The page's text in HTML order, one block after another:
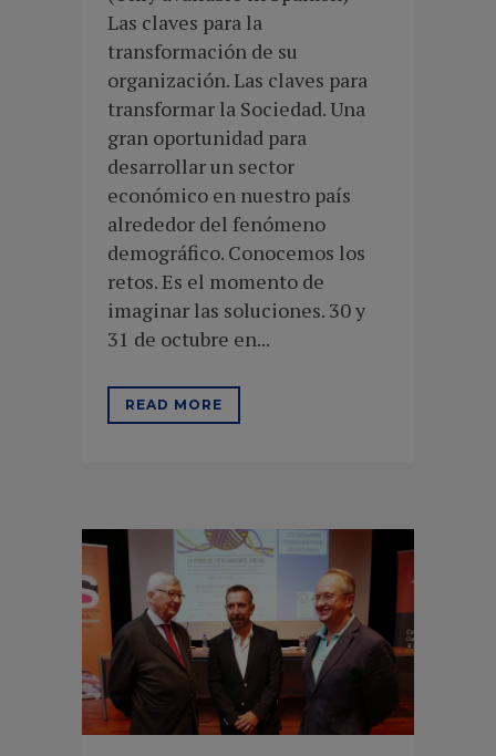
Las claves para la
transformación de su
organización. Las claves para
transformar la Sociedad. Una
gran oportunidad para
desarrollar un sector
económico en nuestro país
alrededor del fenómeno
demográfico. Conocemos los
retos. Es el momento de
imaginar las soluciones. 30 y
31 de octubre en...
READ MORE